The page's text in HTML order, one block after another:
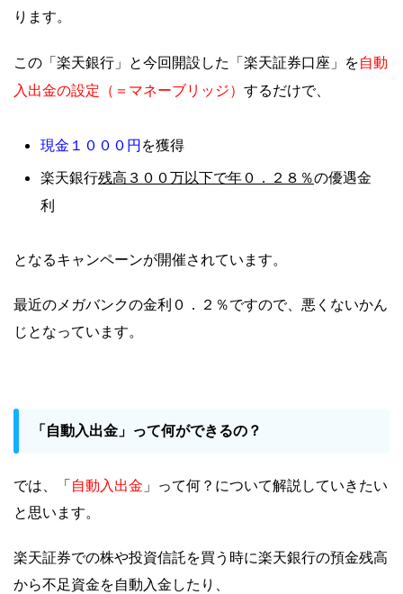
ります。
この「楽天銀行」と今回開設した「楽天証券口座」を自動
入出金の設定（＝マネーブリッジ） するだけで、
現金１０００円を獲得
楽天銀行残高３００万以下で年０．２８％の優遇金
利
となるキャンペーンが開催されています。
最近のメガバンクの金利０．２％ですので、悪くないかん
じとなっています。
「自動入出金」って何ができるの？
では、「 自動入出金 」って何？について解説していきたい
と思います。
楽天証券での株や投資信託を買う時に楽天銀行の預金残高
から不足資金を自動入金したり、